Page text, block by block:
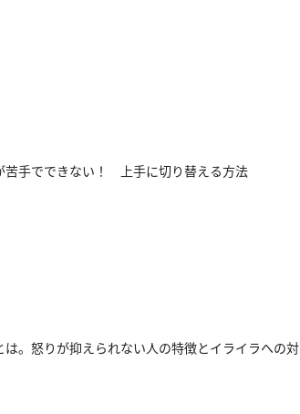
苦手でできない！ 上手に切り替える方法
は。怒りが抑えられない人の特徴とイライラへの対